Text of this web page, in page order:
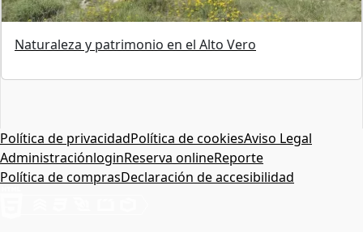
Naturaleza y patrimonio en el Alto Vero
Política de privacidadPolítica de cookiesAviso Legal
AdministraciónloginReserva onlineReporte
Política de comprasDeclaración de accesibilidad